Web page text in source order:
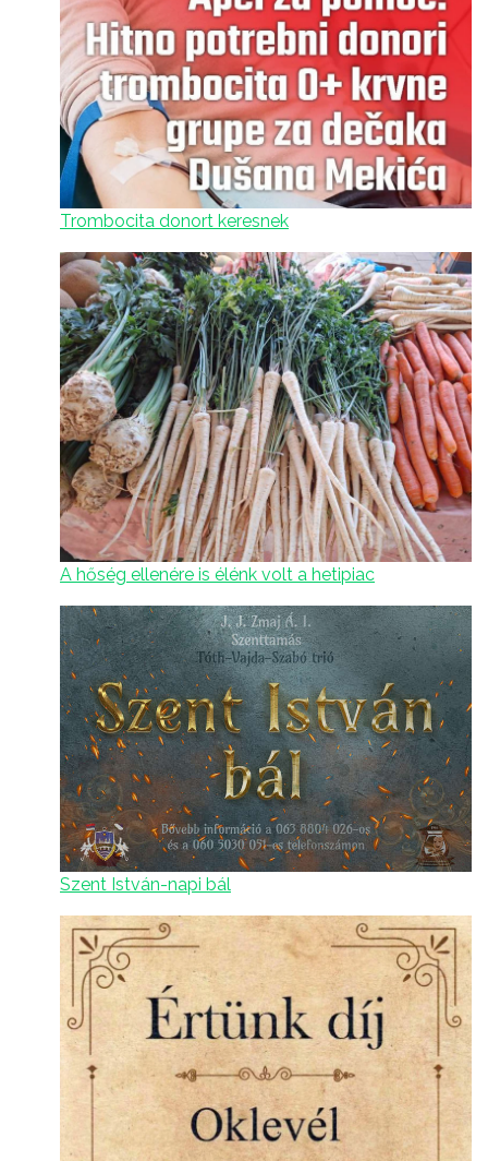
Trombocita donort keresnek
A hőség ellenére is élénk volt a hetipiac
Szent István-napi bál